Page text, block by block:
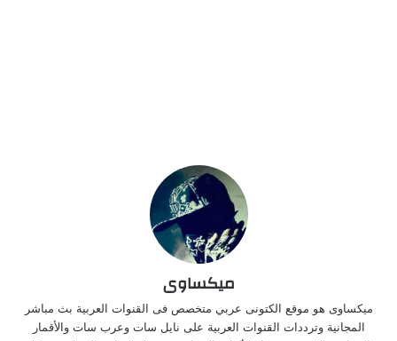
ميكساوى
ميكساوى هو موقع الكتونى عربي متخصص فى القنوات العربية بث مباشر
المجانية وترددات القنوات العربية على نايل سات وعرب سات والأقمار